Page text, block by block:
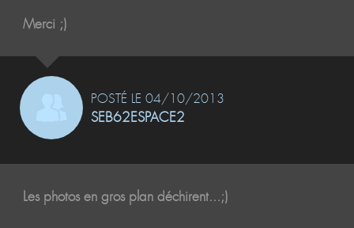
Merci ;)
POSTÉ LE 04/10/2013
SEB62ESPACE2
Les photos en gros plan déchirent...;)